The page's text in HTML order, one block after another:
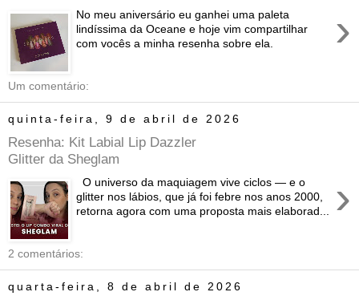
›
No meu aniversário eu ganhei uma paleta
lindíssima da Oceane e hoje vim compartilhar
com vocês a minha resenha sobre ela.
Um comentário:
quinta-feira, 9 de abril de 2026
Resenha: Kit Labial Lip Dazzler
Glitter da Sheglam
›
O universo da maquiagem vive ciclos — e o
glitter nos lábios, que já foi febre nos anos 2000,
retorna agora com uma proposta mais elaborad...
2 comentários:
quarta-feira, 8 de abril de 2026